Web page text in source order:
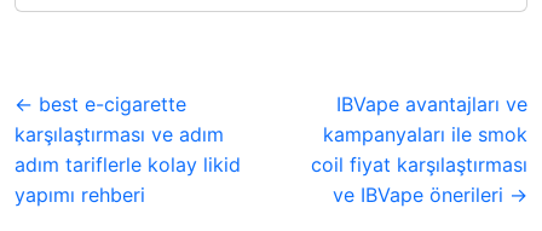
← best e-cigarette
karşılaştırması ve adım
adım tariflerle kolay likid
yapımı rehberi
IBVape avantajları ve
kampanyaları ile smok
coil fiyat karşılaştırması
ve IBVape önerileri →